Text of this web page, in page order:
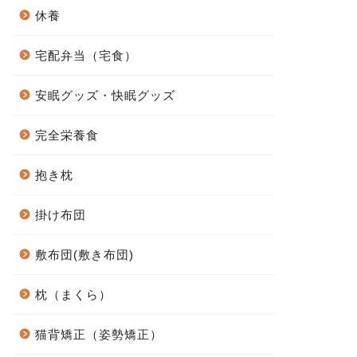
休養
宅配弁当（宅食）
安眠グッズ・快眠グッズ
完全栄養食
抱き枕
掛け布団
敷布団(敷き布団)
枕（まくら）
猫背矯正（姿勢矯正）